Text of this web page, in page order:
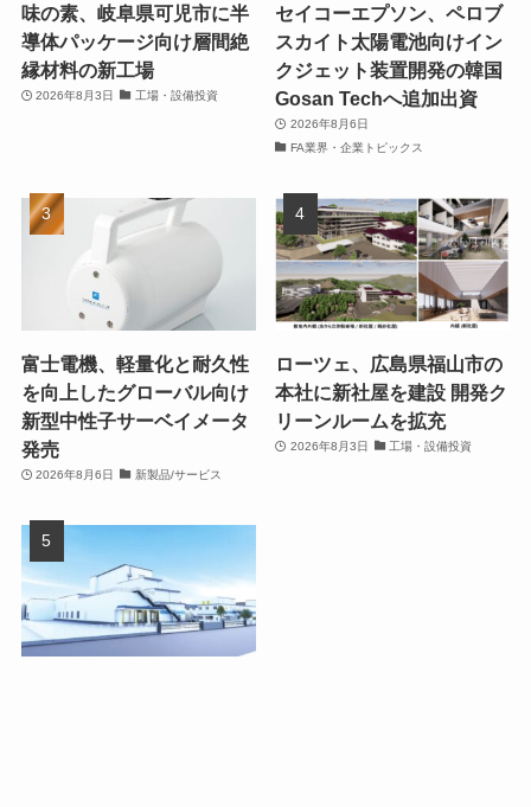
味の素、岐阜県可児市に半
導体パッケージ向け層間絶
縁材料の新工場
2026年8月3日 工場・設備投資
セイコーエプソン、ペロブ
スカイト太陽電池向けイン
クジェット装置開発の韓国
Gosan Techへ追加出資
2026年8月6日
FA業界・企業トピックス
富士電機、軽量化と耐久性
を向上したグローバル向け
新型中性子サーベイメータ
発売
2026年8月6日 新製品/サービス
ローツェ、広島県福山市の
本社に新社屋を建設 開発ク
リーンルームを拡充
2026年8月3日 工場・設備投資